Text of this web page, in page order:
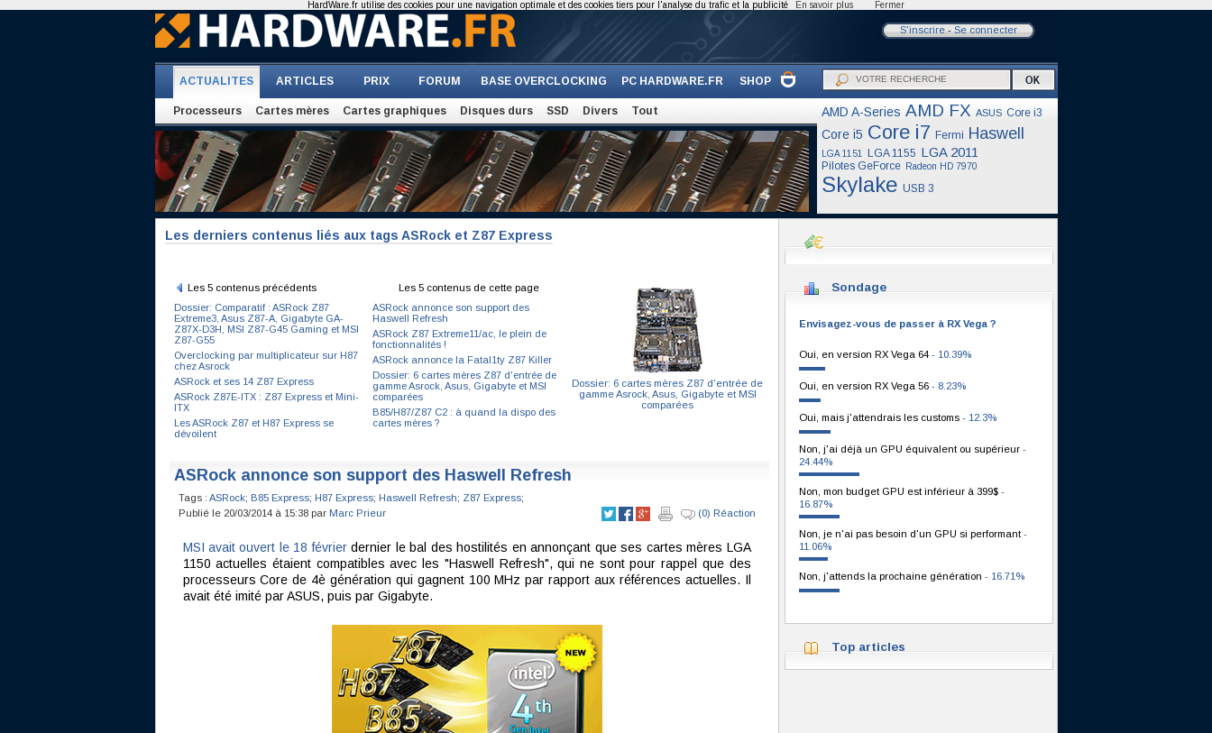
S'inscrire- Se connecter
ACTUALITES ARTICLES PRIX FORUM BASE OVERCLOCKING PC HARDWARE.FR SHOP
Processeurs Cartes mères Cartes graphiques Disques durs SSD Divers Tout AMD A-Series AMD FX ASUS Core i3
Core i5 Core i7 Fermi Haswell
LGA 1151 LGA 1155 LGA 2011
Pilotes GeForce Radeon HD 7970
Skylake USB 3
Les derniers contenus liés aux tags ASRock et Z87 Express
Les 5 contenus précédents
Dossier: Comparatif : ASRock Z87
Extreme3, Asus Z87-A, Gigabyte GA-
Z87X-D3H, MSI Z87-G45 Gaming et MSI
Z87-G55
Overclocking par multiplicateur sur H87
chez Asrock
ASRock et ses 14 Z87 Express
ASRock Z87E-ITX : Z87 Express et Mini-
ITX
Les ASRock Z87 et H87 Express se
dévoilent
Les 5 contenus de cette page
ASRock annonce son support des
Haswell Refresh
ASRock Z87 Extreme11/ac, le plein de
fonctionnalités !
ASRock annonce la Fatal1ty Z87 Killer
Dossier: 6 cartes mères Z87 d'entrée de
gamme Asrock, Asus, Gigabyte et MSI
comparées
B85/H87/Z87 C2 : à quand la dispo des
cartes mères ?
Dossier: 6 cartes mères Z87 d'entrée de
gamme Asrock, Asus, Gigabyte et MSI
comparées
ASRock annonce son support des Haswell Refresh
Tags : ASRock; B85 Express; H87 Express; Haswell Refresh; Z87 Express;
Publié le 20/03/2014 à 15:38 par Marc Prieur (0) Réaction
MSI avait ouvert le 18 févrierdernier le bal des hostilités en annonçant que ses cartes mères LGA
1150 actuelles étaient compatibles avec les "Haswell Refresh", qui ne sont pour rappel que des
processeurs Core de 4è génération qui gagnent 100 MHz par rapport aux références actuelles. Il
avait été imité par ASUS, puis par Gigabyte.
Sondage
Envisagez-vous de passer à RX Vega ?
Oui, en version RX Vega 64 - 10.39%
Oui, en version RX Vega 56 - 8.23%
Oui, mais j'attendrais les customs - 12.3%
Non, j'ai déjà un GPU équivalent ou supérieur -
24.44%
Non, mon budget GPU est inférieur à 399$ -
16.87%
Non, je n'ai pas besoin d'un GPU si performant -
11.06%
Non, j'attends la prochaine génération - 16.71%
Top articles
HardWare.fr utilise des cookies pour une navigation optimale et des cookies tiers pour l'analyse du trafic et la publicité En savoir plus Fermer